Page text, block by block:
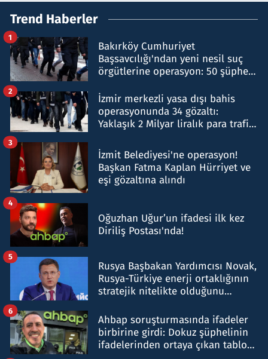
Trend Haberler
Bakırköy Cumhuriyet
Başsavcılığı'ndan yeni nesil suç
örgütlerine operasyon: 50 şüpheli
1
İzmir merkezli yasa dışı bahis
operasyonunda 34 gözaltı:
Yaklaşık 2 Milyar liralık para trafiği
2
İzmit Belediyesi'ne operasyon!
Başkan Fatma Kaplan Hürriyet ve
eşi gözaltına alındı
3
Oğuzhan Uğur’un ifadesi ilk kez
Diriliş Postası'nda!
4
Rusya Başbakan Yardımcısı Novak,
Rusya-Türkiye enerji ortaklığının
stratejik nitelikte olduğunu
5
Ahbap soruşturmasında ifadeler
birbirine girdi: Dokuz şüphelinin
ifadelerinden ortaya çıkan tablo
6